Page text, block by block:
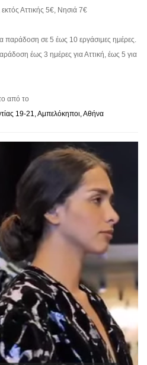
Αττικής 5€, Νησιά 7€
παράδοση σε 5 έως 10 εργάσιμες ημέρες.
έως 3 ημέρες για Αττική, έως 5 για
από το
19-21, Αμπελόκηποι, Αθήνα